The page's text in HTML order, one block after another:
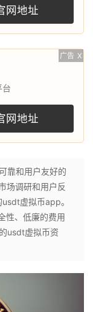
网地址
广告 X
台
网地址
靠和用户友好的
场调研和用户反
虚拟币app。
性、低廉的费用
usdt虚拟币资